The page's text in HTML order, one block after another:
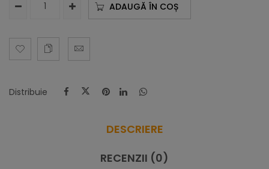
ADAUGĂ ÎN COȘ
Distribuie
DESCRIERE
RECENZII (0)